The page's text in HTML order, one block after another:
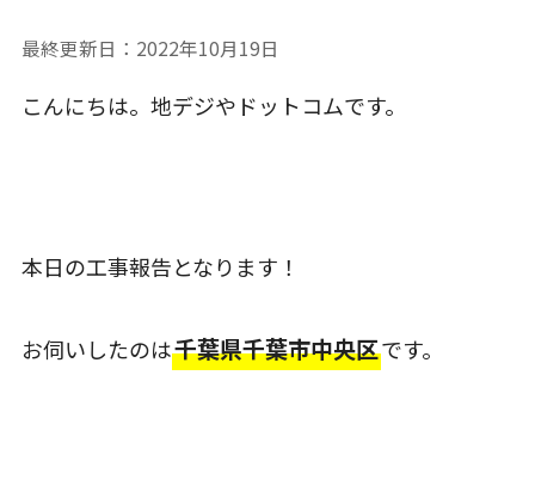
最終更新日： 2022年10月19日
こんにちは。地デジやドットコムです。
本日の工事報告となります！
お伺いしたのは千葉県千葉市中央区です。